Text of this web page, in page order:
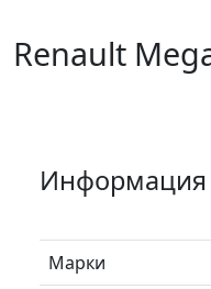
Renault
Информация
Марки